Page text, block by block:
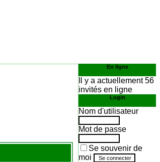
En ligne
Il y a actuellement 56
invités en ligne
Login
Nom d'utilisateur
Mot de passe
Se souvenir de
moi